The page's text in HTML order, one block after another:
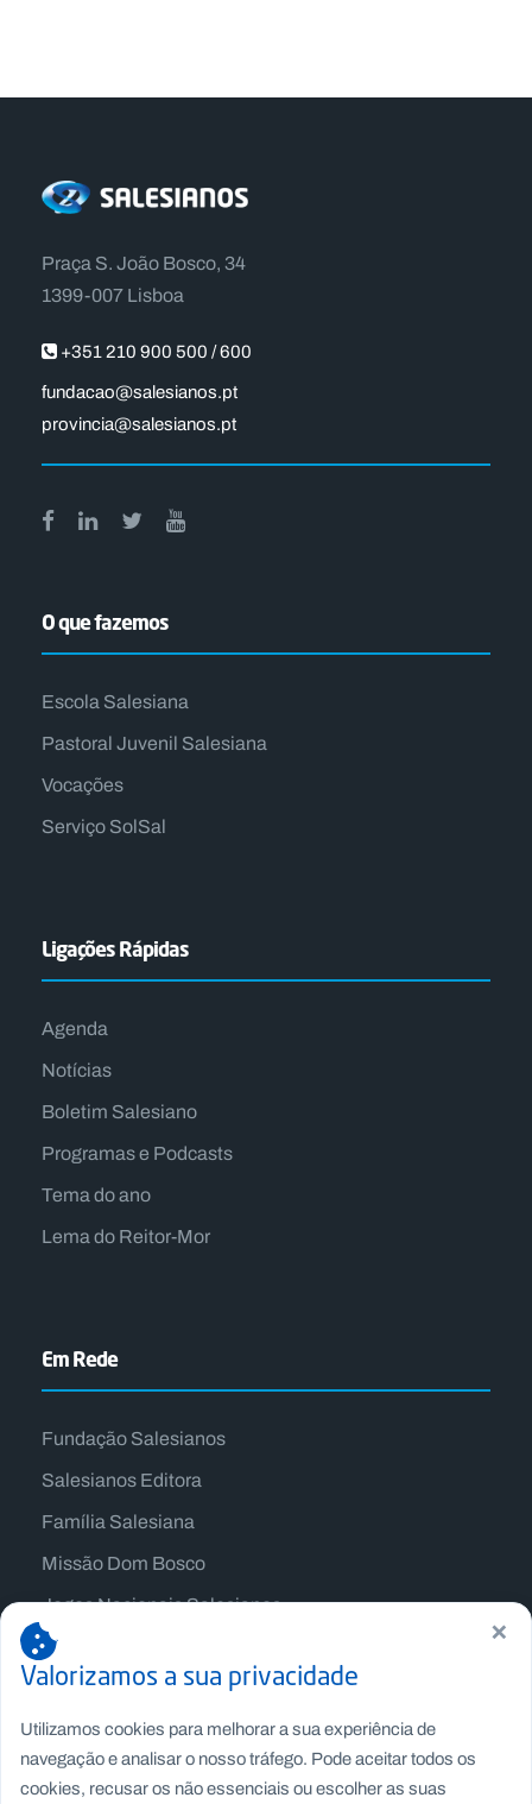
Praça S. João Bosco, 34
1399-007 Lisboa
+351 210 900 500 / 600
fundacao@salesianos.pt
provincia@salesianos.pt
O que fazemos
Escola Salesiana
Pastoral Juvenil Salesiana
Vocações
Serviço SolSal
Ligações Rápidas
Agenda
Notícias
Boletim Salesiano
Programas e Podcasts
Tema do ano
Lema do Reitor-Mor
Em Rede
Fundação Salesianos
Salesianos Editora
Família Salesiana
Missão Dom Bosco
Jogos Nacionais Salesianos
×
Valorizamos a sua privacidade
Utilizamos cookies para melhorar a sua experiência de
navegação e analisar o nosso tráfego. Pode aceitar todos os
cookies, recusar os não essenciais ou escolher as suas